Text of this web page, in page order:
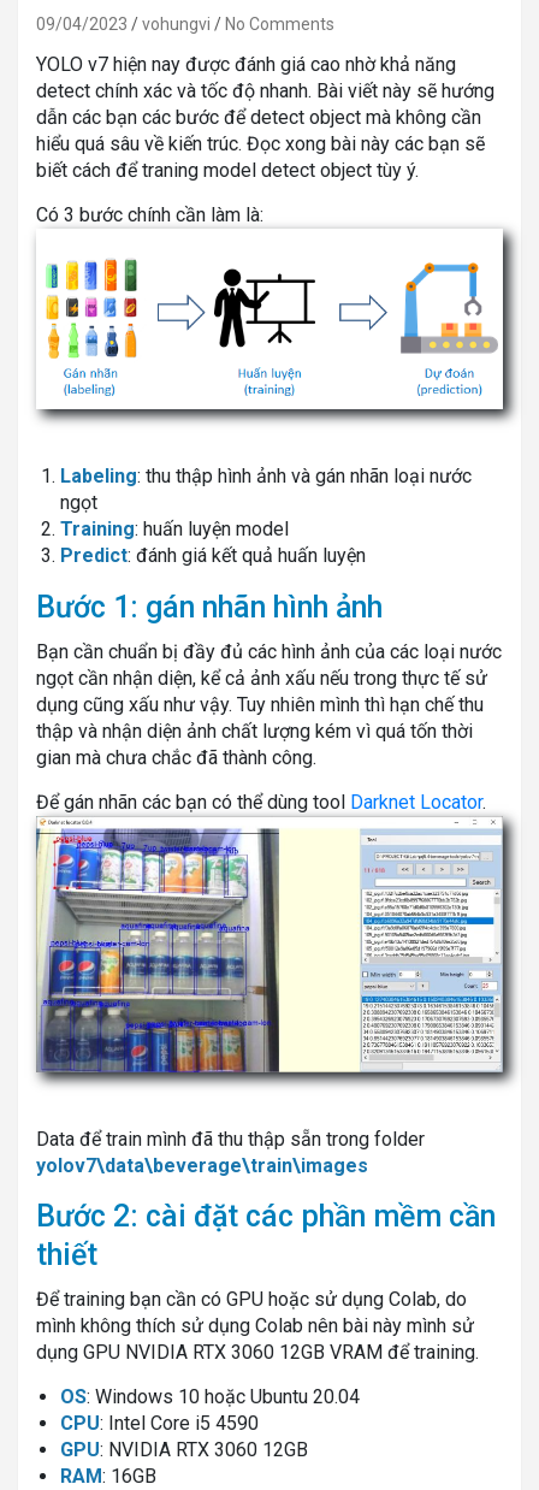
09/04/2023 vohungvi No Comments
YOLO v7 hiện nay được đánh giá cao nhờ khả năng
detect chính xác và tốc độ nhanh. Bài viết này sẽ hướng
dẫn các bạn các bước để detect object mà không cần
hiểu quá sâu về kiến trúc. Đọc xong bài này các bạn sẽ
biết cách để traning model detect object tùy ý.
Có 3 bước chính cần làm là:
Labeling: thu thập hình ảnh và gán nhãn loại nước
ngọt
Training: huấn luyện model
Predict: đánh giá kết quả huấn luyện
Bước 1: gán nhãn hình ảnh
Bạn cần chuẩn bị đầy đủ các hình ảnh của các loại nước
ngọt cần nhận diện, kể cả ảnh xấu nếu trong thực tế sử
dụng cũng xấu như vậy. Tuy nhiên mình thì hạn chế thu
thập và nhận diện ảnh chất lượng kém vì quá tốn thời
gian mà chưa chắc đã thành công.
Để gán nhãn các bạn có thể dùng tool Darknet Locator.
Data để train mình đã thu thập sẵn trong folder
yolov7\data\beverage\train\images
Bước 2: cài đặt các phần mềm cần
thiết
Để training bạn cần có GPU hoặc sử dụng Colab, do
mình không thích sử dụng Colab nên bài này mình sử
dụng GPU NVIDIA RTX 3060 12GB VRAM để training.
OS: Windows 10 hoặc Ubuntu 20.04
CPU: Intel Core i5 4590
GPU: NVIDIA RTX 3060 12GB
RAM: 16GB